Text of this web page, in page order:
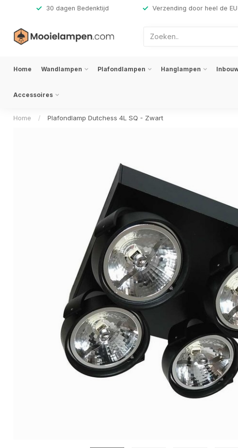
30 dagen Bedenktijd Verzending door heel de EU
Home Wandlampen Plafondlampen Hanglampen
Accessoires
Home / Plafondlamp Dutchess 4L SQ - Zwart